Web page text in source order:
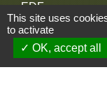
EDF
GrDF
Mentions légales
This site uses
to activate
OK, accept all